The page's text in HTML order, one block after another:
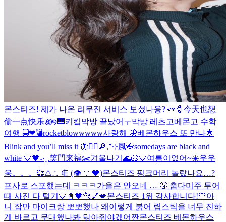
몬스티즈! 제가 나온 리무진 서비스 보셨나용? 👀🧷今天也想
偷一点快乐꩜໑🎹키킼막방 끝났어ㅜ막방 레츠고베몬고 수학
여행 🚍❤︎💣rocketblowwwww사랑해 🦋베몬하우스 또 만나🌟
Blink and you’ll miss it 🦋❤️‍🔥 🔎₊⁺⊹風🌺somedays are black and
white 🤍🖤˖·˳.笑門来福✂️겨울나기 🌊🐚🤍여름이었어~☀️우우
웅。。。💞⚠️∴ ∉ (👁 ∵ 🩶)몬스티즈 핑크머리 놀랐나요…?
프사로 스포했는데 ㅋㅋㅋ 가을은 안오네 … 🤧 춥다미주 투어
때 사진 다 털기🤎 📓🖤🐆💅💋몬스티즈 1위 감사합니다!🤍아
니 잠만 마이크랑 뽀뽀했나 왜이렇게 붉어 립스틱을 너무 진하
게 바르고 무대했나봐 닦아줘야겠어 짠몬스티즈 베몬하우스